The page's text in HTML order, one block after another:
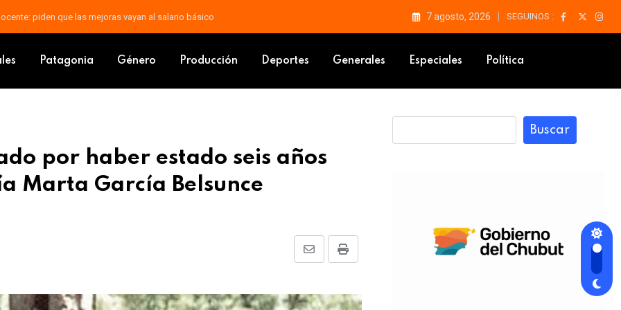
piden que las mejoras vayan al salario básico 7 agosto, 2026 SEGUINOS :
Patagonia Género Producción Deportes Generales Especiales Política
por haber estado seis años
Marta García Belsunce
Print
Share
Email
Buscar